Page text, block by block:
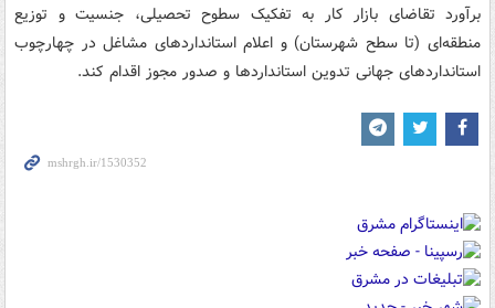
برآورد تقاضای بازار کار به تفکیک سطوح تحصیلی، جنسیت و توزیع
منطقه‌ای (تا سطح شهرستان) و اعلام استانداردهای مشاغل در چهارچوب
استانداردهای جهانی تدوین استانداردها و صدور مجوز اقدام کند.